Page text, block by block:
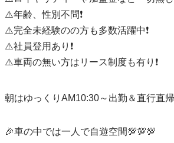
⚠️年齢、性別不問❗️
⚠️完全未経験のの方も多数活躍中❗️
⚠️社員登用あり❗️
⚠️車両の無い方はリース制度も有り❗️
朝はゆっくりAM10:30～出勤＆直行直帰
🎉車の中では一人で自遊空間💯💯💯